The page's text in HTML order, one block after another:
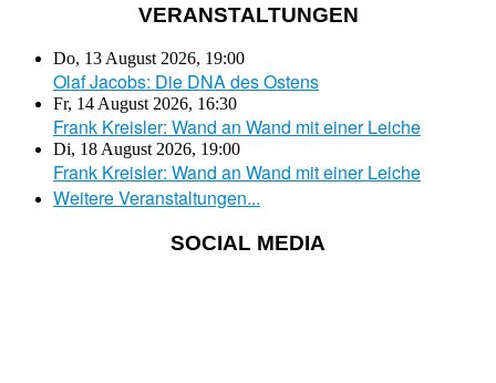
VERANSTALTUNGEN
Do, 13 August 2026, 19:00
Olaf Jacobs: Die DNA des Ostens
Fr, 14 August 2026, 16:30
Frank Kreisler: Wand an Wand mit einer Leiche
Di, 18 August 2026, 19:00
Frank Kreisler: Wand an Wand mit einer Leiche
Weitere Veranstaltungen...
SOCIAL MEDIA